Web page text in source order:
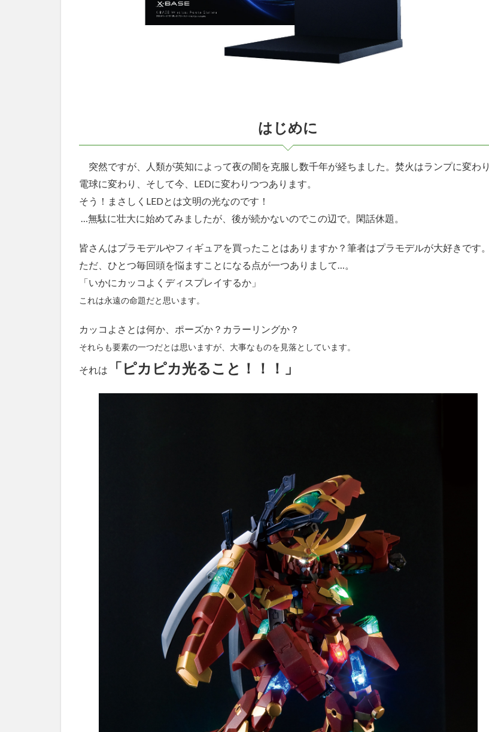
を同
光ら
せる
が可
能
別に
水中
を光
らせ
てし
ても
構わ
んの
だろ
はじめに
突然ですが、人類が英知によって夜の闇を克服し数千年が経ちました。焚火はランプに変わり
電球に変わり、そして今、LEDに変わりつつあります。
そう！まさしくLEDとは文明の光なのです！
…無駄に壮大に始めてみましたが、後が続かないのでこの辺で。閑話休題。
皆さんはプラモデルやフィギュアを買ったことはありますか？筆者はプラモデルが大好きです。
ただ、ひとつ毎回頭を悩ますことになる点が一つありまして…。
「いかにカッコよくディスプレイするか」
これは永遠の命題だと思います。
カッコよさとは何か、ポーズか？カラーリングか？
それらも要素の一つだとは思いますが、大事なものを見落としています。
それは 「ピカピカ光ること！！！」